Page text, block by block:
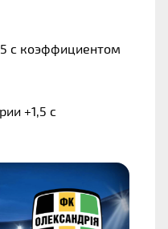
с коэффициентом
+1,5 с